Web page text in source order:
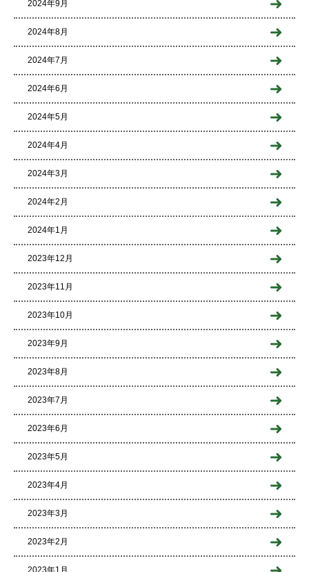
2024年9月
2024年8月
2024年7月
2024年6月
2024年5月
2024年4月
2024年3月
2024年2月
2024年1月
2023年12月
2023年11月
2023年10月
2023年9月
2023年8月
2023年7月
2023年6月
2023年5月
2023年4月
2023年3月
2023年2月